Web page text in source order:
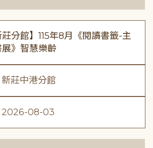
莊分館】115年8月《閱讀書籤-主
》智慧樂齡
新莊中港分館
2026-08-03